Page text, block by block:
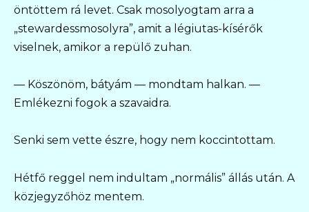
öntöttem rá levet. Csak mosolyogtam arra a
„stewardessmosolyra”, amit a légiutas-kísérők
viselnek, amikor a repülő zuhan.
— Köszönöm, bátyám — mondtam halkan. —
Emlékezni fogok a szavaidra.
Senki sem vette észre, hogy nem koccintottam.
Hétfő reggel nem indultam „normális” állás után. A
közjegyzőhöz mentem.